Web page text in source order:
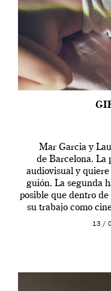
Mar Garcia y
de Barcelona. La
audiovisual y
guión. La segunda
posible que dentro de
su trabajo como
13 /